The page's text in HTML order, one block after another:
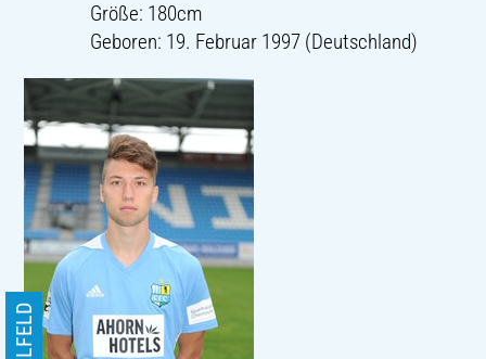
Größe: 180cm
Geboren: 19. Februar 1997 (Deutschland)